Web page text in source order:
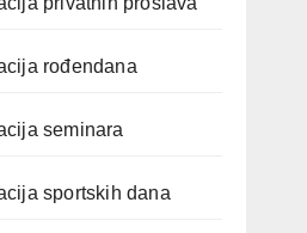
rođendana
seminara
sportskih dana